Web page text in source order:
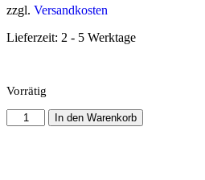
zzgl. Versandkosten
Lieferzeit: 2 - 5 Werktage
Vorrätig
In den Warenkorb